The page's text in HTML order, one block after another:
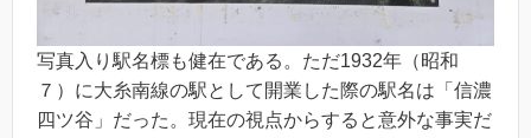
写真入り駅名標も健在である。ただ1932年（昭和
７）に大糸南線の駅として開業した際の駅名は「信濃
四ツ谷」だった。現在の視点からすると意外な事実だ